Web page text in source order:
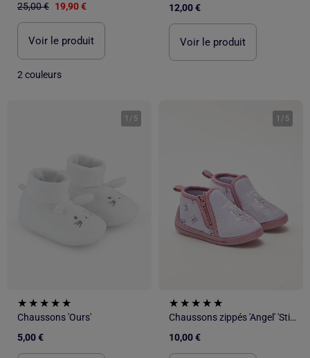
25,00 € 19,90 €
Voir le produit
2 couleurs
12,00 €
Voir le produit
1 / 5
Chaussons 'Ours'
5,00 €
1 / 5
Chaussons zippés 'Angel' 'Stitch'
10,00 €